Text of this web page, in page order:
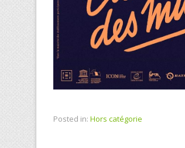
Posted in: Hors catégorie